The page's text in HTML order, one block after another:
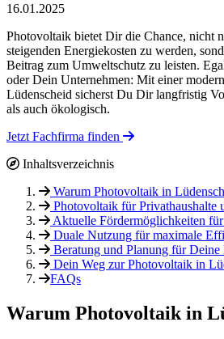
16.01.2025
Photovoltaik bietet Dir die Chance, nicht
steigenden Energiekosten zu werden,
Beitrag zum Umweltschutz zu leisten.
oder Dein Unternehmen: Mit einer
Lüdenscheid sicherst Du Dir langfristig
als auch ökologisch.
Jetzt Fachfirma finden
Inhaltsverzeichnis
Warum Photovoltaik in
Photovoltaik für Privathaushalte
Aktuelle Fördermöglichkeiten
Duale Nutzung für maximale
Beratung und Planung für
Dein Weg zur Photovoltaik in
FAQs
Warum Photovoltaik in